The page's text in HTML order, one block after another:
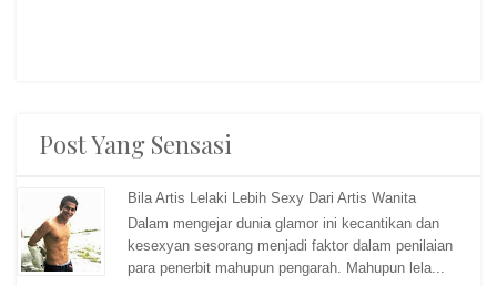
Post Yang Sensasi
Bila Artis Lelaki Lebih Sexy Dari Artis Wanita
Dalam mengejar dunia glamor ini kecantikan dan
kesexyan sesorang menjadi faktor dalam penilaian
para penerbit mahupun pengarah. Mahupun lela...